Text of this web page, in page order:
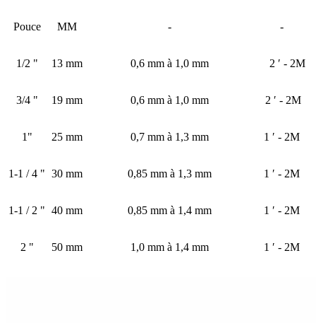
Pouce MM - -
1/2 " 13 mm 0,6 mm à 1,0 mm 2 ′ - 2M
3/4 " 19 mm 0,6 mm à 1,0 mm 2 ′ - 2M
1" 25 mm 0,7 mm à 1,3 mm 1 ′ - 2M
1-1 / 4 " 30 mm 0,85 mm à 1,3 mm 1 ′ - 2M
1-1 / 2 " 40 mm 0,85 mm à 1,4 mm 1 ′ - 2M
2 " 50 mm 1,0 mm à 1,4 mm 1 ′ - 2M